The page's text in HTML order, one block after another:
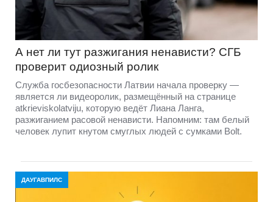
А нет ли тут разжигания ненависти? СГБ
проверит одиозный ролик
Служба госбезопасности Латвии начала проверку —
является ли видеоролик, размещённый на странице
atkrieviskolatviju, которую ведёт Лиана Ланга,
разжиганием расовой ненависти. Напомним: там белый
человек лупит кнутом смуглых людей с сумками Bolt.
ДАУГАВПИЛС